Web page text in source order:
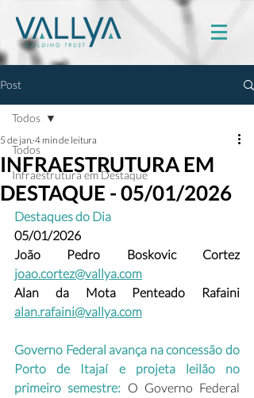
Post
Todos
Infraestrutura em Destaque
Todos
INFRAESTRUTURA EM
DESTAQUE - 05/01/2026
5 de jan. 4 min de leitura
Destaques do Dia
05/01/2026
João Pedro Boskovic Cortez
joao.cortez@vallya.com
alan.rafaini@vallya.com
Governo Federal avança na concessão do
Porto de Itajaí e projeta leilão no
primeiro semestre: O Governo Federal